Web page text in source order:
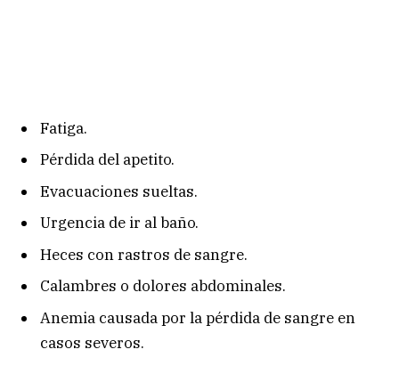
Fatiga.
Pérdida del apetito.
Evacuaciones sueltas.
Urgencia de ir al baño.
Heces con rastros de sangre.
Calambres o dolores abdominales.
Anemia causada por la pérdida de sangre en
casos severos.